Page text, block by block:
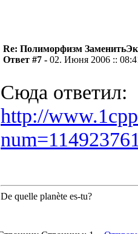
Re: Полиморфизм
Ответ #7 - 02. Июня 2006 ::
Сюда ответил:
http://
De quelle planète es-tu?